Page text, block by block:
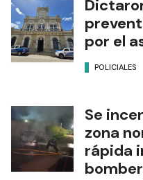
por el
POLICIALES
Se
zona
rápida